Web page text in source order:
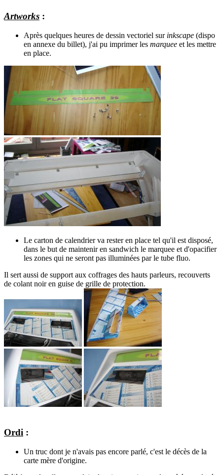
Artworks :
Après quelques heures de dessin vectoriel sur inkscape (dispo
en annexe du billet), j'ai pu imprimer les marquee et les mettre
en place.
Le carton de calendrier va rester en place tel qu'il est disposé,
dans le but de maintenir en sandwich le marquee et d'opacifier
les zones qui ne seront pas illuminées par le tube fluo.
Il sert aussi de support aux coffrages des hauts parleurs, recouverts
de colant noir en guise de grille de protection.
Ordi :
Un truc dont je n'avais pas encore parlé, c'est le décès de la
carte mère d'origine.